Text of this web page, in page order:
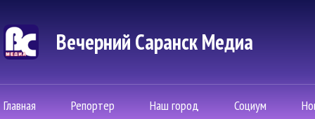
Вечерний Саранск Mедиа
Главная Репортер Наш город Социум